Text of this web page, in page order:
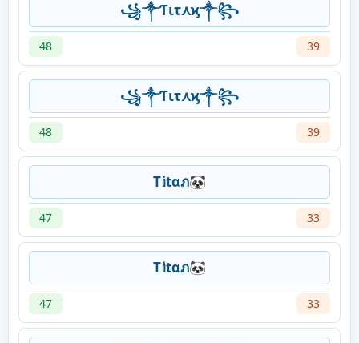
꧁༒Ƭιτ⋏ϗ༒꧂
48 39
꧁༒Ƭιτ⋏ϗ༒꧂
48 39
T𝕚tαภ🐼
47 33
T𝕚tαภ🐼
47 33